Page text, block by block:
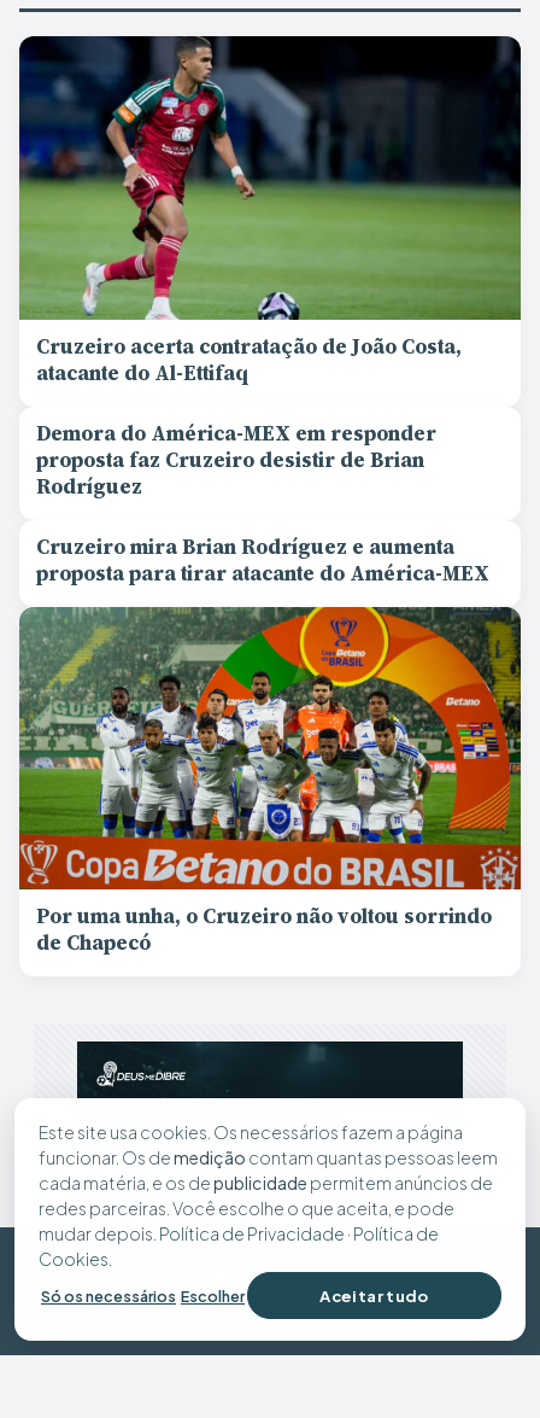
Cruzeiro acerta contratação de João Costa,
atacante do Al-Ettifaq
Demora do América-MEX em responder
proposta faz Cruzeiro desistir de Brian
Rodríguez
Cruzeiro mira Brian Rodríguez e aumenta
proposta para tirar atacante do América-MEX
Por uma unha, o Cruzeiro não voltou sorrindo
de Chapecó
Este site usa cookies. Os necessários fazem a página
funcionar. Os demedição contam quantas pessoas leem
cada matéria, e os depublicidade permitem anúncios de
redes parceiras. Você escolhe o que aceita, e pode
mudar depois. Política de Privacidade · Política de
Cookies.
Só os necessários Escolher Aceitar tudo